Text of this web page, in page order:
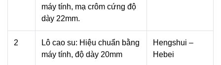
máy tính, mạ crôm cứng độ
dày 22mm.
2
Lô cao su: Hiệu chuẩn bằng
máy tính, độ dày 20mm
Hengshui –
Hebei